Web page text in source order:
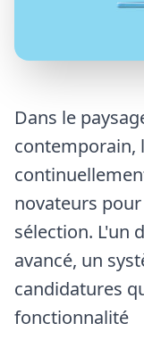
Dans le
contemporain,
novateurs
sélection. L'un
avancé, un
candidatures
fonctionnalité